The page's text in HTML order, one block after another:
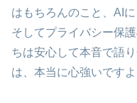
はもちろんのこと、AI
そしてプライバシー保
ちは安心して本音で語
は、本当に心強いですよ